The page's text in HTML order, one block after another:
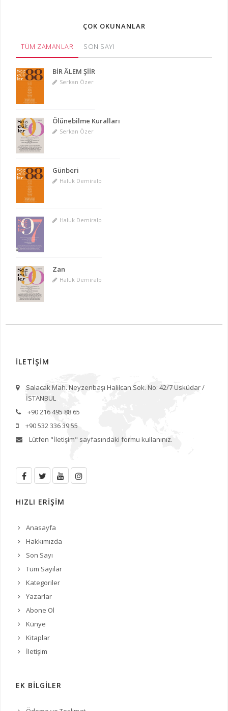
ÇOK OKUNANLAR
TÜM ZAMANLAR SON SAYI
BİR ÂLEM ŞİİR
Serkan Özer
Ölünebilme Kuralları
Serkan Özer
Günberi
Haluk Demiralp
Haluk Demiralp
Zan
Haluk Demiralp
İLETİŞİM
Salacak Mah. Neyzenbaşı Halilcan Sok. No: 42/7 Üsküdar /
İSTANBUL
+90 216 495 88 65
+90 532 336 39 55
Lütfen "İletişim" sayfasındaki formu kullanınız.
HIZLI ERİŞİM
Anasayfa
Hakkımızda
Son Sayı
Tüm Sayılar
Kategoriler
Yazarlar
Abone Ol
Künye
Kitaplar
İletişim
EK BİLGİLER